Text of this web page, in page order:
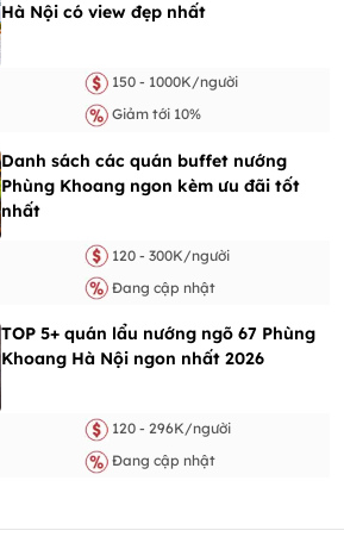
Hà Nội có view đẹp nhất
150 - 1000K/người
Giảm tới 10%
Danh sách các quán buffet nướng
Phùng Khoang ngon kèm ưu đãi tốt
nhất
120 - 300K/người
Đang cập nhật
TOP 5+ quán lẩu nướng ngõ 67 Phùng
Khoang Hà Nội ngon nhất 2026
120 - 296K/người
Đang cập nhật